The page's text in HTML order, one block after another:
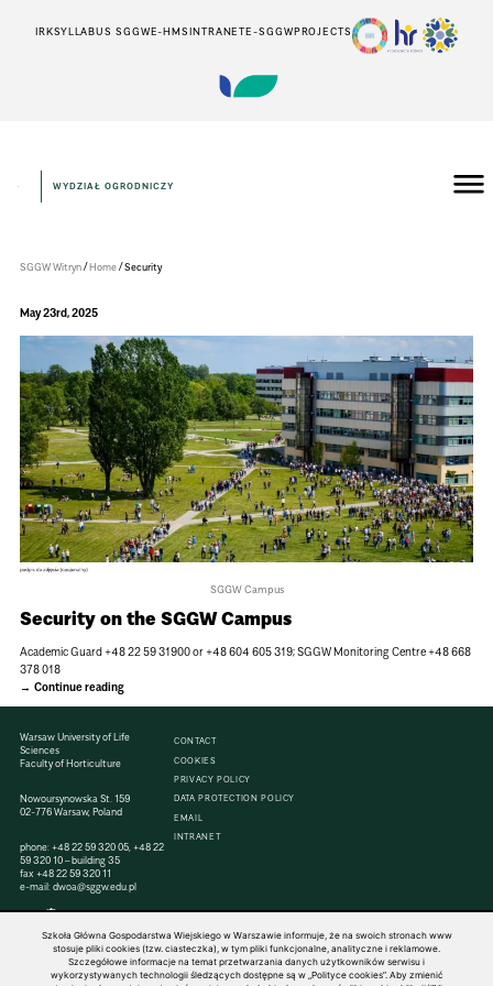
IRKSYLLABUS SGGWE-HMSINTRANETE-SGGWPROJECTS
WYDZIAŁ OGRODNICZY
SGGW Witryn/Home/Security
May 23rd, 2025
SGGW Campus
Security on the SGGW Campus
Academic Guard +48 22 59 31900 or +48 604 605 319; SGGW Monitoring Centre +48 668
378 018
Continue reading
Warsaw University of Life
Sciences
Faculty of Horticulture
Nowoursynowska St. 159
02-776 Warsaw, Poland
phone:+48 22 59 320 05,+48 22
59 320 10– building 35
fax +48 22 59 320 11
e-mail:dwoa@sggw.edu.pl
CONTACT
COOKIES
PRIVACY POLICY
DATA PROTECTION POLICY
EMAIL
INTRANET
© 1816–2026 SGGW — ALL RIGHTS RESERVED
Szkoła Główna Gospodarstwa Wiejskiego w Warszawie informuje, że na swoich stronach www
stosuje pliki cookies (tzw. ciasteczka), w tym pliki funkcjonalne, analityczne i reklamowe.
Szczegółowe informacje na temat przetwarzania danych użytkowników serwisu i
wykorzystywanych technologii śledzących dostępne są w „Polityce cookies”. Aby zmienić